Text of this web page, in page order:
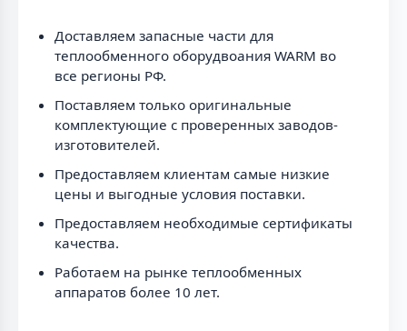
Доставляем запасные части для
теплообменного оборудвоания WARM во
все регионы РФ.
Поставляем только оригинальные
комплектующие с проверенных заводов-
изготовителей.
Предоставляем клиентам самые низкие
цены и выгодные условия поставки.
Предоставляем необходимые сертификаты
качества.
Работаем на рынке теплообменных
аппаратов более 10 лет.